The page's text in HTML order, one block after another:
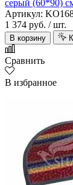
серый (60*90)
Артикул:
1 374 руб. / шт.
В корзину
Сравнить
В избранное